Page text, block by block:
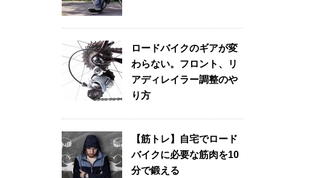
ロードバイクのギアが変
わらない。フロント、リ
アディレイラー調整のや
り方
【筋トレ】自宅でロード
バイクに必要な筋肉を10
分で鍛える